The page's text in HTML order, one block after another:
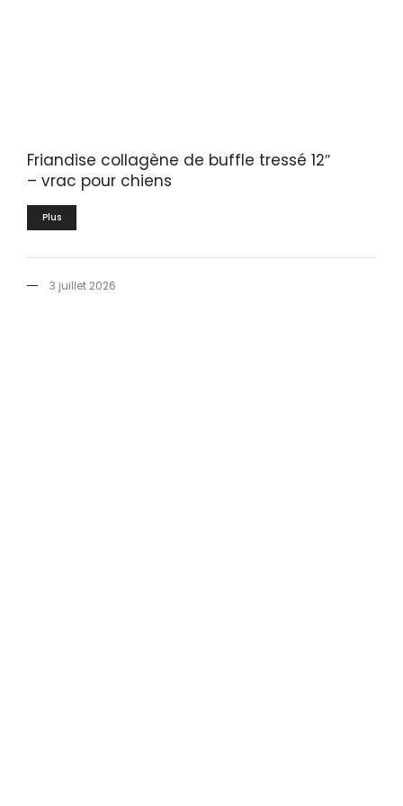
Friandise collagène de buffle tressé 12″
– vrac pour chiens
Plus
3 juillet 2026